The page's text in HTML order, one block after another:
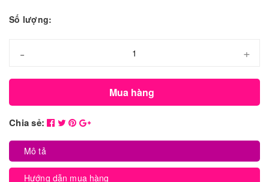
Số lượng:
- +
Mua hàng
Chia sẻ:
Mô tả
Hướng dẫn mua hàng